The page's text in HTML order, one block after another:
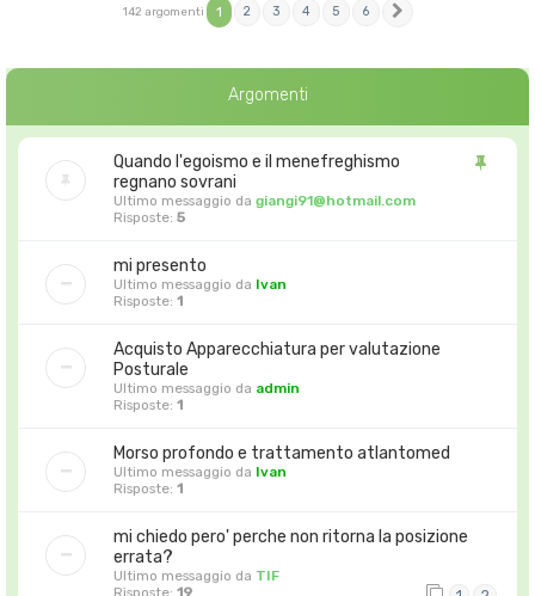
142 argomenti 1 2 3 4 5 6
Argomenti
Quando l'egoismo e il menefreghismo
regnano sovrani
Ultimo messaggio da giangi91@hotmail.com
Risposte: 5
mi presento
Ultimo messaggio da Ivan
Risposte: 1
Acquisto Apparecchiatura per valutazione
Posturale
Ultimo messaggio da admin
Risposte: 1
Morso profondo e trattamento atlantomed
Ultimo messaggio da Ivan
Risposte: 1
mi chiedo pero' perche non ritorna la posizione
errata?
Ultimo messaggio da TIF
Risposte: 19